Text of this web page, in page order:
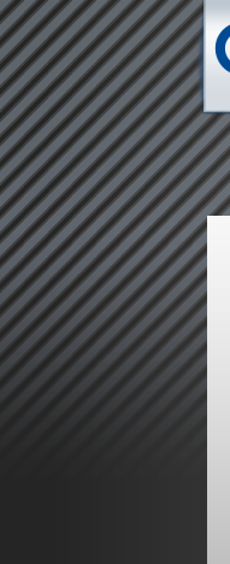
Direkt zum Inhalt